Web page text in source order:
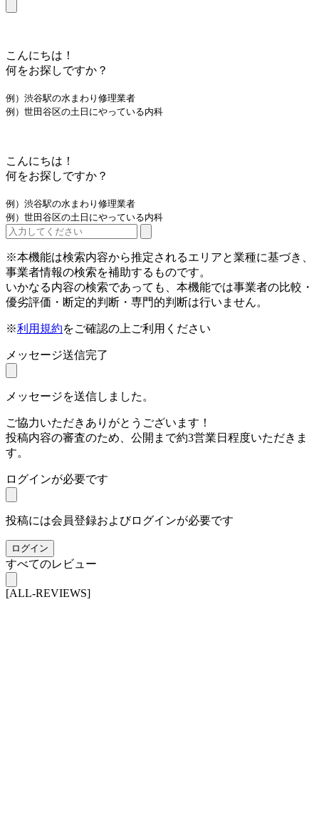
こんにちは！
何をお探しですか？
例）渋谷駅の水まわり修理業者
例）世田谷区の土日にやっている内科
こんにちは！
何をお探しですか？
例）渋谷駅の水まわり修理業者
例）世田谷区の土日にやっている内科
※本機能は検索内容から推定されるエリアと業種に基づき、
事業者情報の検索を補助するものです。
いかなる内容の検索であっても、本機能では事業者の比較・
優劣評価・断定的判断・専門的判断は行いません。
※利用規約をご確認の上ご利用ください
メッセージ送信完了
メッセージを送信しました。
ご協力いただきありがとうございます！
投稿内容の審査のため、公開まで約3営業日程度いただきま
す。
ログインが必要です
投稿には会員登録およびログインが必要です
ログイン
すべてのレビュー
[ALL-REVIEWS]